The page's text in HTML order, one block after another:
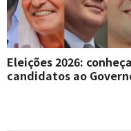
Eleições 2026:
candidatos ao